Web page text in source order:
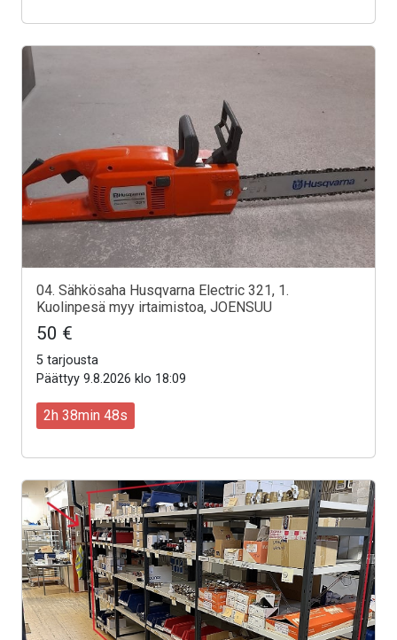
04. Sähkösaha Husqvarna Electric 321, 1.
Kuolinpesä myy irtaimistoa, JOENSUU
50 €
5 tarjousta
Päättyy 9.8.2026 klo 18:09
2h 38min 46s